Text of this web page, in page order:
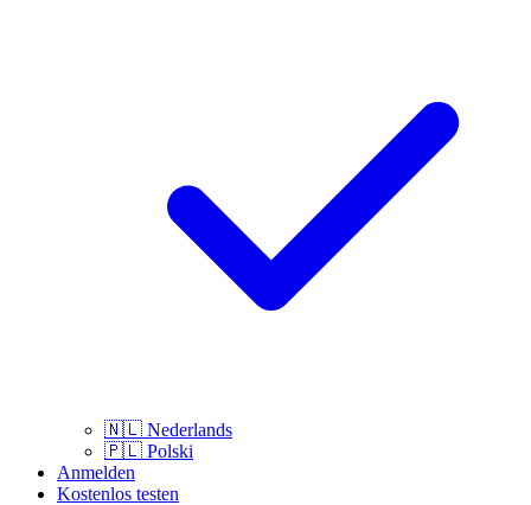
🇳🇱 Nederlands
🇵🇱 Polski
Anmelden
Kostenlos testen